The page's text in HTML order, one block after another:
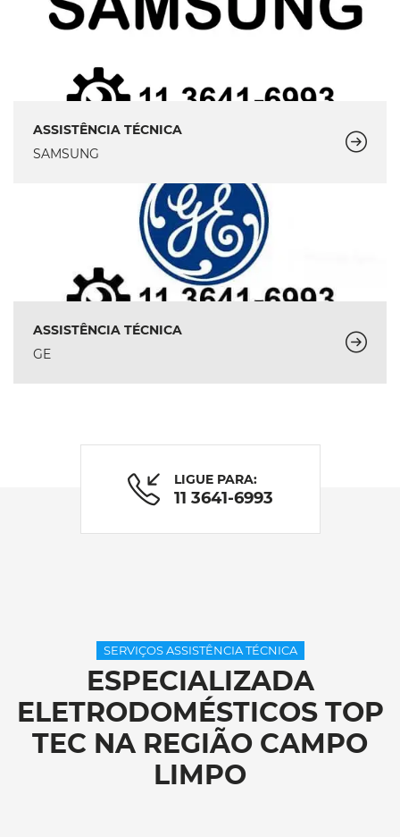
ASSISTÊNCIA TÉCNICA
SAMSUNG
ASSISTÊNCIA TÉCNICA
GE
LIGUE PARA:
11 3641-6993
SERVIÇOS ASSISTÊNCIA TÉCNICA
ESPECIALIZADA
ELETRODOMÉSTICOS TOP
TEC NA REGIÃO CAMPO
LIMPO